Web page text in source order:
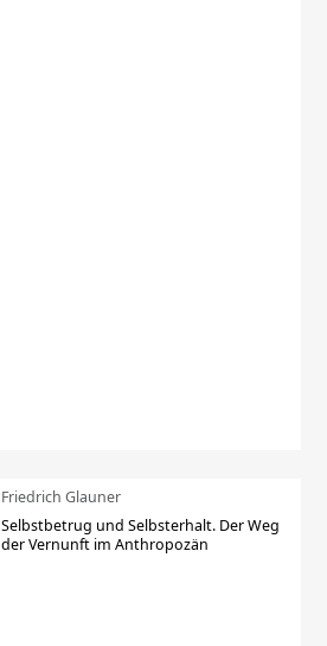
Friedrich Glauner
Selbstbetrug und Selbsterhalt. Der Weg
der Vernunft im Anthropozän